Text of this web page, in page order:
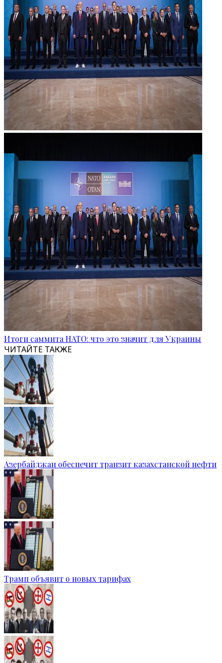
Итоги саммита НАТО: что это значит для Украины
ЧИТАЙТЕ ТАКЖЕ
Азербайджан обеспечит транзит казахстанской нефти
Трамп объявит о новых тарифах